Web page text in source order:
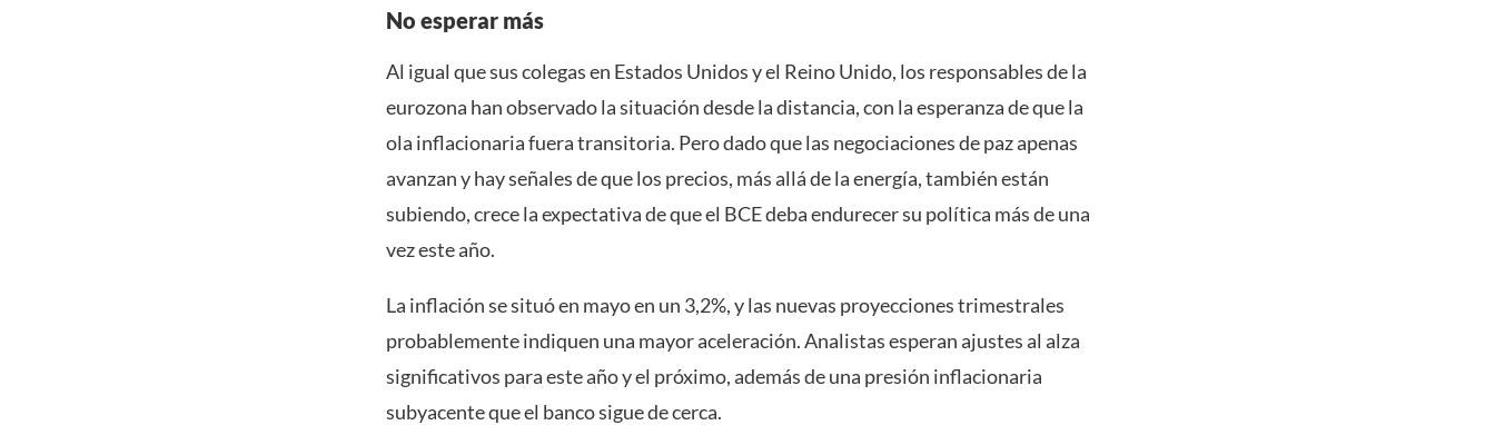
No esperar más
Al igual que sus colegas en Estados Unidos y el Reino Unido, los responsables de la
eurozona han observado la situación desde la distancia, con la esperanza de que la
ola inflacionaria fuera transitoria. Pero dado que las negociaciones de paz apenas
avanzan y hay señales de que los precios, más allá de la energía, también están
subiendo, crece la expectativa de que el BCE deba endurecer su política más de una
vez este año.
La inflación se situó en mayo en un 3,2%, y las nuevas proyecciones trimestrales
probablemente indiquen una mayor aceleración. Analistas esperan ajustes al alza
significativos para este año y el próximo, además de una presión inflacionaria
subyacente que el banco sigue de cerca.